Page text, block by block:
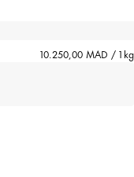
10.250,00 MAD / 1 kg